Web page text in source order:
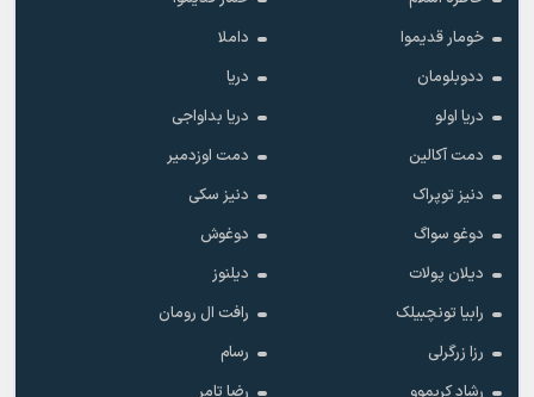
خومار قدیموا
داملا
ددوبلومان
دریا
دریا اولو
دریا بداواجی
دمت آکالین
دمت اوزدمیر
دنیز توپراک
دنیز سکی
دوغو سواگ
دوغوش
دیلان پولات
دیلنوز
رابیا تونچبیلک
رافت ال رومان
رزا زرگرلی
رسام